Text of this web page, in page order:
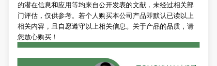
的潜在信息和应用等均来自公开发表的文献，未经过相关部
门评估，仅供参考。若个人购买本公司产品即默认已读以上
相关内容，且自愿遵守以上相关信息。关于产品的品质，请
您放心购买！